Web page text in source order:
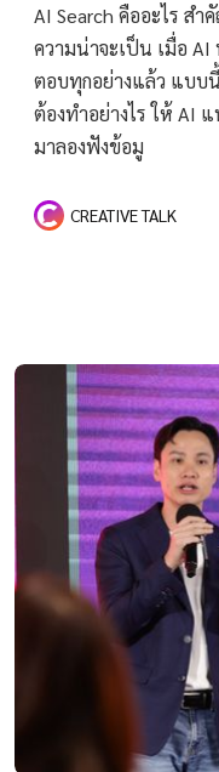
AI Search คืออะไร สำ
ความน่าจะเป็น เมื่อ AI
ตอบทุกอย่างแล้ว แบบ
ต้องทำอย่างไร ให้ AI
มาลองฟังข้อมู
CREATIVE TALK